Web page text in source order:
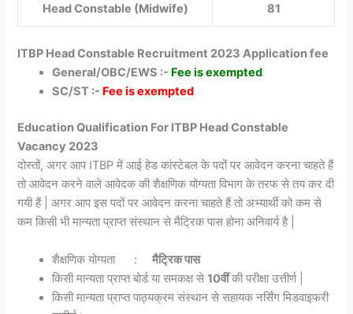
Head Constable (Midwife) 81
ITBP Head Constable Recruitment 2023 Application fee
General/OBC/EWS :- Fee is exempted
SC/ST :- Fee is exempted
Education Qualification For ITBP Head Constable
Vacancy 2023
दोस्तों, अगर आप ITBP में आई हेड कांस्टेबल के पदों पर आवेदन करना चाहते हैं
तो आवेदन करने वाले आवेदक की शैक्षणिक योग्यता विभाग के तरफ से तय कर दी
गयी हैं | अगर आप इस पदों पर आवेदन करना चाहते हैं तो अभ्यार्थी को कम से
कम किसी भी मान्यता प्राप्त संस्थान से मैट्रिक पास होना अनिवार्य है |
शैक्षणिक योग्यता :
मैट्रिक पास
किसी मान्यता प्राप्त बोर्ड या समकक्ष से10वींकी परीक्षा उत्तीर्ण |
किसी मान्यता प्राप्त पाठ्यक्रम संस्थान से सहायक नर्सिंग मिडवाइफरी